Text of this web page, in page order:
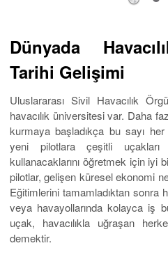
Dünyada
Tarihi Gelişimi
Uluslararası Sivil Havacılık
havacılık üniversitesi var. Daha
kurmaya başladıkça bu sayı her
yeni pilotlara çeşitli
kullanacaklarını öğretmek için iyi
pilotlar, gelişen küresel ekonomi
Eğitimlerini tamamladıktan sonra
veya havayollarında kolayca iş
uçak, havacılıkla uğraşan
demektir.